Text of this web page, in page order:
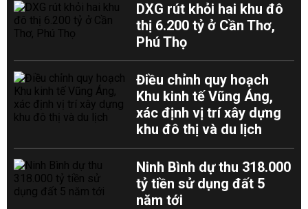
DXG rút khỏi hai khu đô
thị 6.200 tỷ ở Cần Thơ,
Phú Thọ
Điều chỉnh quy hoạch
Khu kinh tế Vũng Áng,
xác định vị trí xây dựng
khu đô thị và du lịch
Ninh Bình dự thu 318.000
tỷ tiền sử dụng đất 5
năm tới